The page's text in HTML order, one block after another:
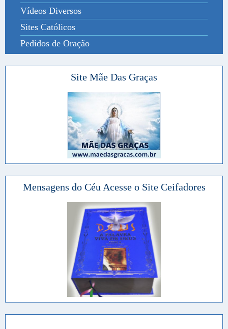
Vídeos Diversos
Sites Católicos
Pedidos de Oração
Site Mãe Das Graças
Mensagens do Céu Acesse o Site Ceifadores